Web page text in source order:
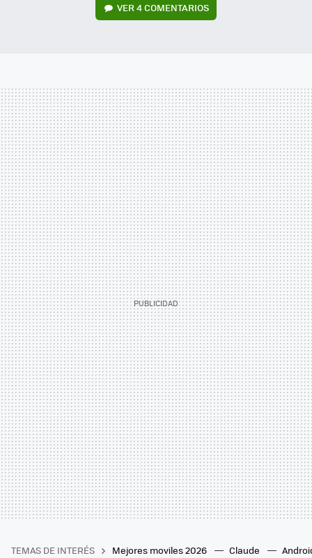
VER4 COMENTARIOS
TEMAS DE INTERÉS Mejores moviles 2026 Claude